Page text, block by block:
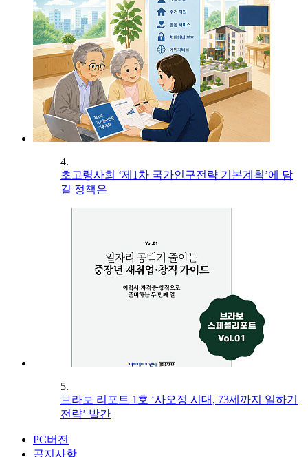
4.
초고령사회 ‘제1차 국가인구전략 기본계획’에 담
길 정책은
5.
브라보 리포트 1호 ‘사오정 시대, 73세까지 일하기
전략’ 발간
PC버전
공지사항